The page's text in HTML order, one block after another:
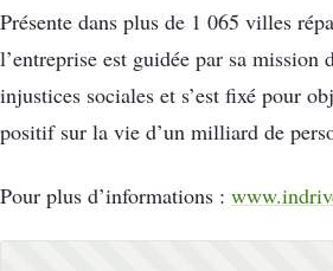
Présente dans plus de 1 065 villes
l’entreprise est guidée par sa mission
injustices sociales et s’est fixé pour
positif sur la vie d’un milliard de
Pour plus d’informations :